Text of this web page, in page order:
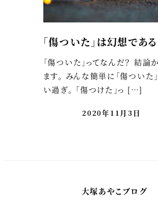
「傷ついた」は幻想である
「傷ついた」ってなんだ？ 結論
ます。 みんな簡単に「傷ついた
い過ぎ。 「傷つけた」っ […]
2020年11月3日
大塚あやこブログ